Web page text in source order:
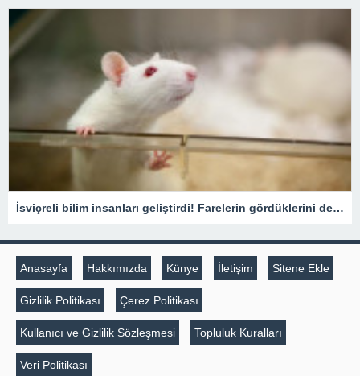
İsviçreli bilim insanları geliştirdi! Farelerin gördüklerini deşifre ediyor
Anasayfa Hakkımızda Künye İletişim Sitene Ekle
Gizlilik Politikası Çerez Politikası
Kullanıcı ve Gizlilik Sözleşmesi Topluluk Kuralları
Veri Politikası